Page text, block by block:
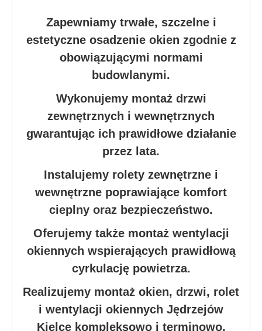
Zapewniamy trwałe, szczelne i
estetyczne osadzenie okien zgodnie z
obowiązującymi normami
budowlanymi.
Wykonujemy montaż drzwi
zewnętrznych i wewnętrznych
gwarantując ich prawidłowe działanie
przez lata.
Instalujemy rolety zewnętrzne i
wewnętrzne poprawiające komfort
cieplny oraz bezpieczeństwo.
Oferujemy także montaż wentylacji
okiennych wspierających prawidłową
cyrkulację powietrza.
Realizujemy montaż okien, drzwi, rolet
i wentylacji okiennych Jędrzejów
Kielce kompleksowo i terminowo.